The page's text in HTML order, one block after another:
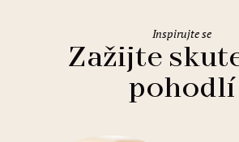
Zažijte
pohodlí
Inspirujte se